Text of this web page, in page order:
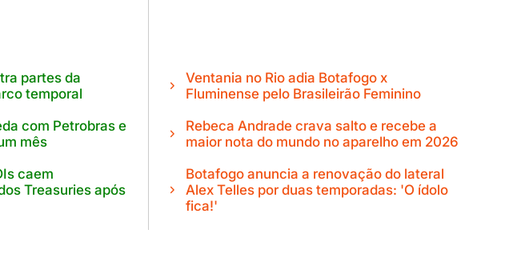
partes da
temporal
com Petrobras e
mês
caem
Treasuries após
Ventania no Rio adia Botafogo x
Fluminense pelo Brasileirão Feminino
Rebeca Andrade crava salto e recebe a
maior nota do mundo no aparelho em 2026
Botafogo anuncia a renovação do lateral
Alex Telles por duas temporadas: 'O ídolo
fica!'